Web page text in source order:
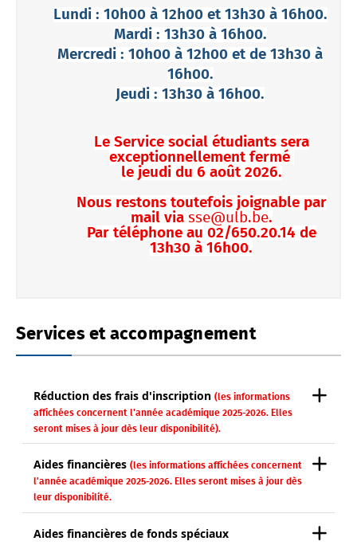
Lundi : 10h00 à 12h00 et 13h30 à 16h00.
Mardi : 13h30 à 16h00.
Mercredi : 10h00 à 12h00 et de 13h30 à
16h00.
Jeudi : 13h30 à 16h00.
Le Service social étudiants sera
exceptionnellement fermé
le jeudi du 6 août 2026.
Nous restons toutefois joignable par
mail via sse@ulb.be.
Par téléphone au 02/650.20.14 de
13h30 à 16h00.
Services et accompagnement
Réduction des frais d'inscription(les informations
affichées concernent l'année académique 2025-2026. Elles
seront mises à jour dès leur disponibilité).
Aides financières(les informations affichées concernent
l'année académique 2025-2026. Elles seront mises à jour dès
leur disponibilité.
Aides financières de fonds spéciaux